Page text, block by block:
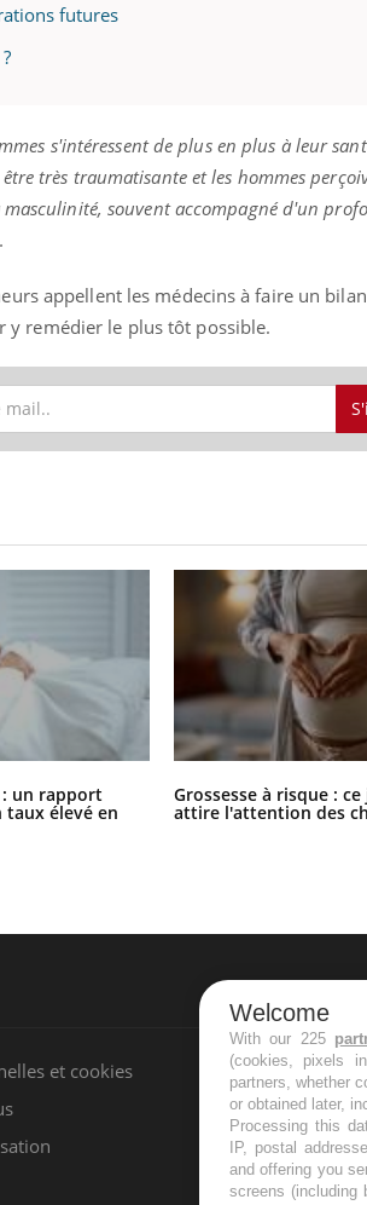
futures
s'intéressent de plus en plus à leur
très traumatisante et les hommes
souvent accompagné d'un
appellent les médecins à faire un
y remédier le plus tôt possible.
un rapport
taux élevé en
Grossesse à risque :
attire l'attention des
et cookies
NEWSLETTER
Recevez
infos santé
Welcome
With our 225
(cookies, pixels
partners, whether
or obtained later,
Processing this
IP, postal
and offering you
screens (including